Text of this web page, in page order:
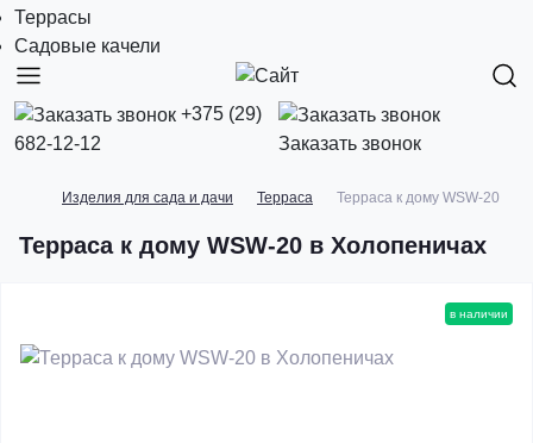
Террасы
Садовые качели
+375 (29)
682-12-12
Заказать звонок
Изделия для сада и дачи Терраса Терраса к дому WSW-20
Терраса к дому WSW-20 в Холопеничах
в наличии